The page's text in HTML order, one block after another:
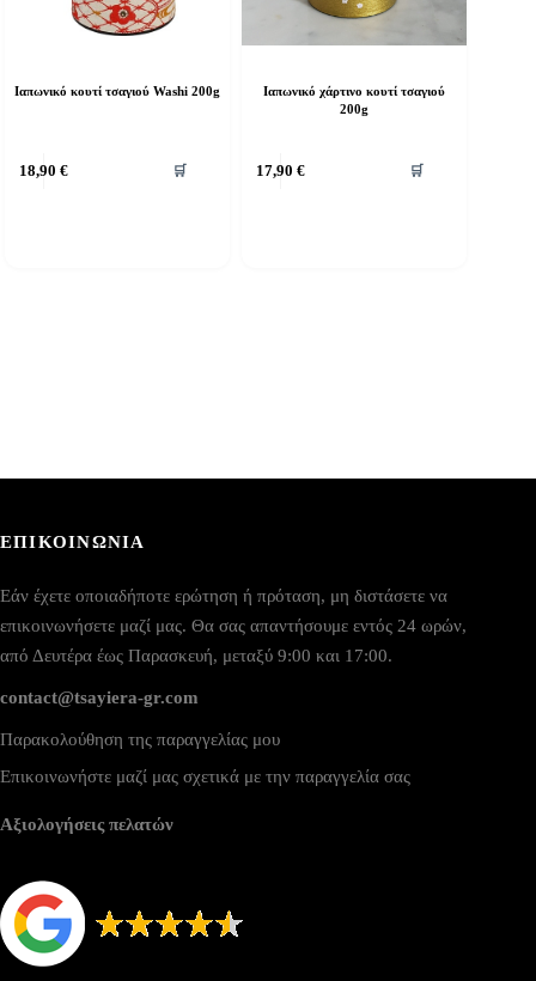
Ιαπωνικό κουτί τσαγιού Washi 200g
18,90 € 🛒
Ιαπωνικό χάρτινο κουτί τσαγιού
200g
17,90 € 🛒
ΕΠΙΚΟΙΝΩΝΙΑ
Εάν έχετε οποιαδήποτε ερώτηση ή πρόταση, μη διστάσετε να
επικοινωνήσετε μαζί μας. Θα σας απαντήσουμε εντός 24 ωρών,
από Δευτέρα έως Παρασκευή, μεταξύ 9:00 και 17:00.
contact@tsayiera-gr.com
Παρακολούθηση της παραγγελίας μου
Επικοινωνήστε μαζί μας σχετικά με την παραγγελία σας
Αξιολογήσεις πελατών